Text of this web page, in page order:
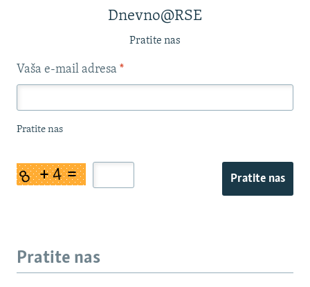
Dnevno@RSE
Pratite nas
Vaša e-mail adresa *
Pratite nas
Pratite nas
Pratite nas